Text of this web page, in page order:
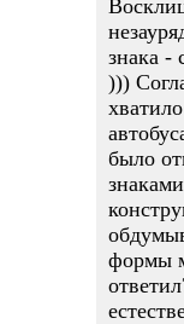
знака -
)))
было
формы